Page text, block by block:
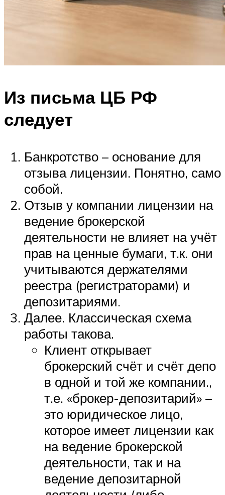
Из письма ЦБ РФ
следует
Банкротство – основание для
отзыва лицензии. Понятно, само
собой.
Отзыв у компании лицензии на
ведение брокерской
деятельности не влияет на учёт
прав на ценные бумаги, т.к. они
учитываются держателями
реестра (регистраторами) и
депозитариями.
Далее. Классическая схема
работы такова.
Клиент открывает
брокерский счёт и счёт депо
в одной и той же компании.,
т.е. «брокер-депозитарий» –
это юридическое лицо,
которое имеет лицензии как
на ведение брокерской
деятельности, так и на
ведение депозитарной